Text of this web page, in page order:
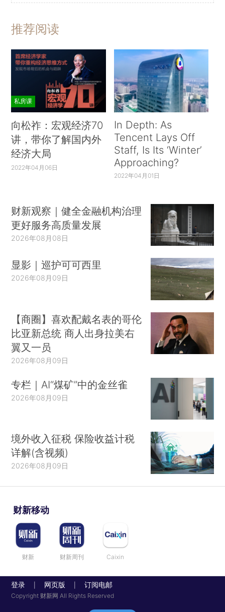
推荐阅读
私房课
向松祚：宏观经济70
讲，带你了解国内外
经济大局
2022年04月06日
In Depth: As
Tencent Lays Off
Staff, Is Its ‘Winter’
Approaching?
2022年04月01日
财新观察｜健全金融机构治理
更好服务高质量发展
2026年08月08日
显影｜巡护可可西里
2026年08月09日
【商圈】喜欢配戴名表的哥伦
比亚新总统 商人出身拉美右
翼又一员
2026年08月09日
专栏｜AI“煤矿”中的金丝雀
2026年08月09日
境外收入征税 保险收益计税
详解(含视频)
2026年08月09日
财新移动
财新 财新周刊 Caixin
登录 网页版 订阅电邮
Copyright 财新网 All Rights Reserved